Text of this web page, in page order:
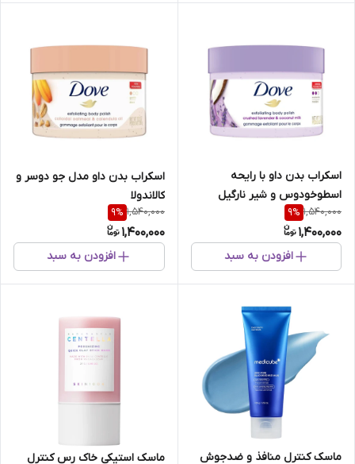
اسکراب بدن داو با رایحه
اسطوخودوس و شیر نارگیل
1,540,000
9%
1,400,000
افزودن به سبد
اسکراب بدن داو مدل جو دوسر و
کالاندولا
1,540,000
9%
1,400,000
افزودن به سبد
ماسک کنترل منافذ و ضدجوش
ماسک استیکی خاک رس کنترل